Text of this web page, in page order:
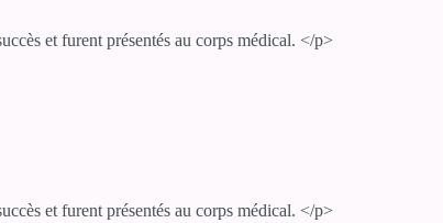
et furent présentés au corps médical. </p>
et furent présentés au corps médical. </p>